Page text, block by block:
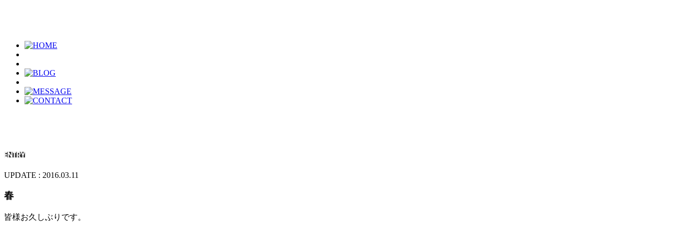
UPDATE : 2016.03.11
春
皆様お久しぶりです。